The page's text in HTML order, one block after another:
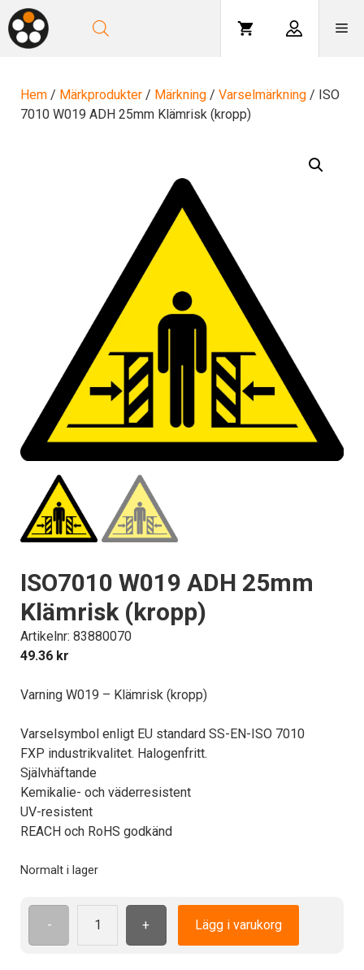
Hoppa
till
innehåll
Hem / Märkprodukter / Märkning / Varselmärkning / ISO
7010 W019 ADH 25mm Klämrisk (kropp)
ISO7010 W019 ADH 25mm
Klämrisk (kropp)
Artikelnr: 83880070
49.36 kr
Varning W019 – Klämrisk (kropp)
Varselsymbol enligt EU standard SS-EN-ISO 7010
FXP industrikvalitet. Halogenfritt.
Självhäftande
Kemikalie- och väderresistent
UV-resistent
REACH och RoHS godkänd
Normalt i lager
-
ISO7010
+ Lägg i varukorg